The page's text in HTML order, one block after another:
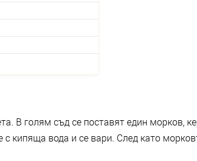
В голям съд се поставят един морков,
с кипяща вода и се вари. След като